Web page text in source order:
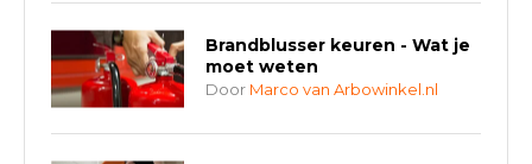
Brandblusser keuren - Wat je
moet weten
Door Marco van Arbowinkel.nl